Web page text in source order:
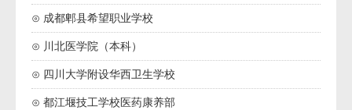
⊙ 成都郫县希望职业学校
⊙ 川北医学院（本科）
⊙ 四川大学附设华西卫生学校
⊙ 都江堰技工学校医药康养部